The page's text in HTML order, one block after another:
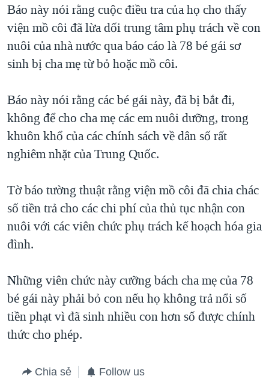
SỨC KHOẺ
VĂN HOÁ
THỂ THAO
GIÁO DỤC
TRỊNH VĨNH BÌNH - NGƯỜI HẠ 'BÊN THẮNG CUỘC'
GROUND ZERO – XƯA VÀ NAY
CHI PHÍ CHIẾN TRANH AFGHANISTAN
THƯỢNG ĐỈNH TRUMP-KIM TẠI VIỆT NAM
TRỊNH VĨNH BÌNH VS. CHÍNH PHỦ VIỆT NAM
NGƯ DÂN VIỆT VÀ LÀN SÓNG TRỘM HẢI SÂM
QUAN HỆ VIỆT MỸ
Ngôn ngữ khác
Báo này nói rằng cuộc điều tra của họ cho thấy
viện mồ côi đã lừa dối trung tâm phụ trách về con
nuôi của nhà nước qua báo cáo là 78 bé gái sơ
sinh bị cha mẹ từ bỏ hoặc mồ côi.
Báo này nói rằng các bé gái này, đã bị bắt đi,
không để cho cha mẹ các em nuôi dưỡng, trong
khuôn khổ của các chính sách về dân số rất
nghiêm nhặt của Trung Quốc.
Tờ báo tường thuật rằng viện mồ côi đã chia chác
số tiền trả cho các chi phí của thủ tục nhận con
nuôi với các viên chức phụ trách kế hoạch hóa gia
đình.
Những viên chức này cưỡng bách cha mẹ của 78
bé gái này phải bỏ con nếu họ không trả nổi số
tiền phạt vì đã sinh nhiều con hơn số được chính
thức cho phép.
Chia sẻ Follow us